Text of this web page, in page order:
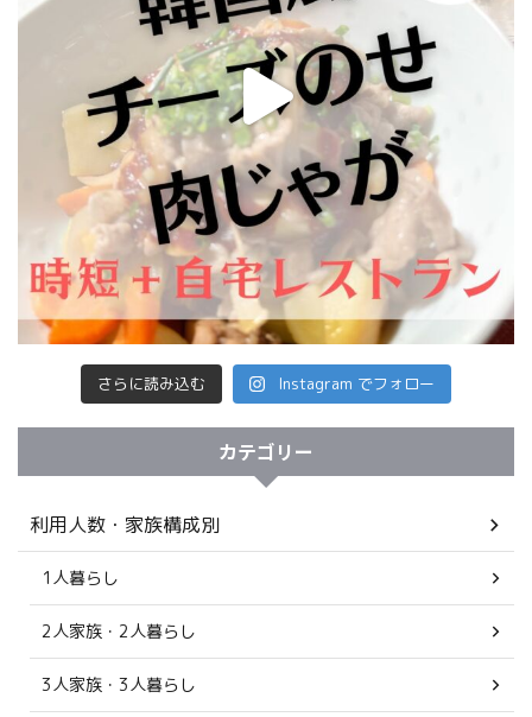
さらに読み込む Instagram でフォロー
カテゴリー
利用人数・家族構成別
1人暮らし
2人家族・2人暮らし
3人家族・3人暮らし